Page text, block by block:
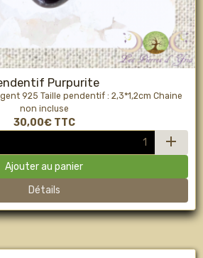
Purpurite
925 Taille pendentif : 2,3*1,2cm Chaine
non incluse
30,00€ TTC
Ajouter au panier
Détails